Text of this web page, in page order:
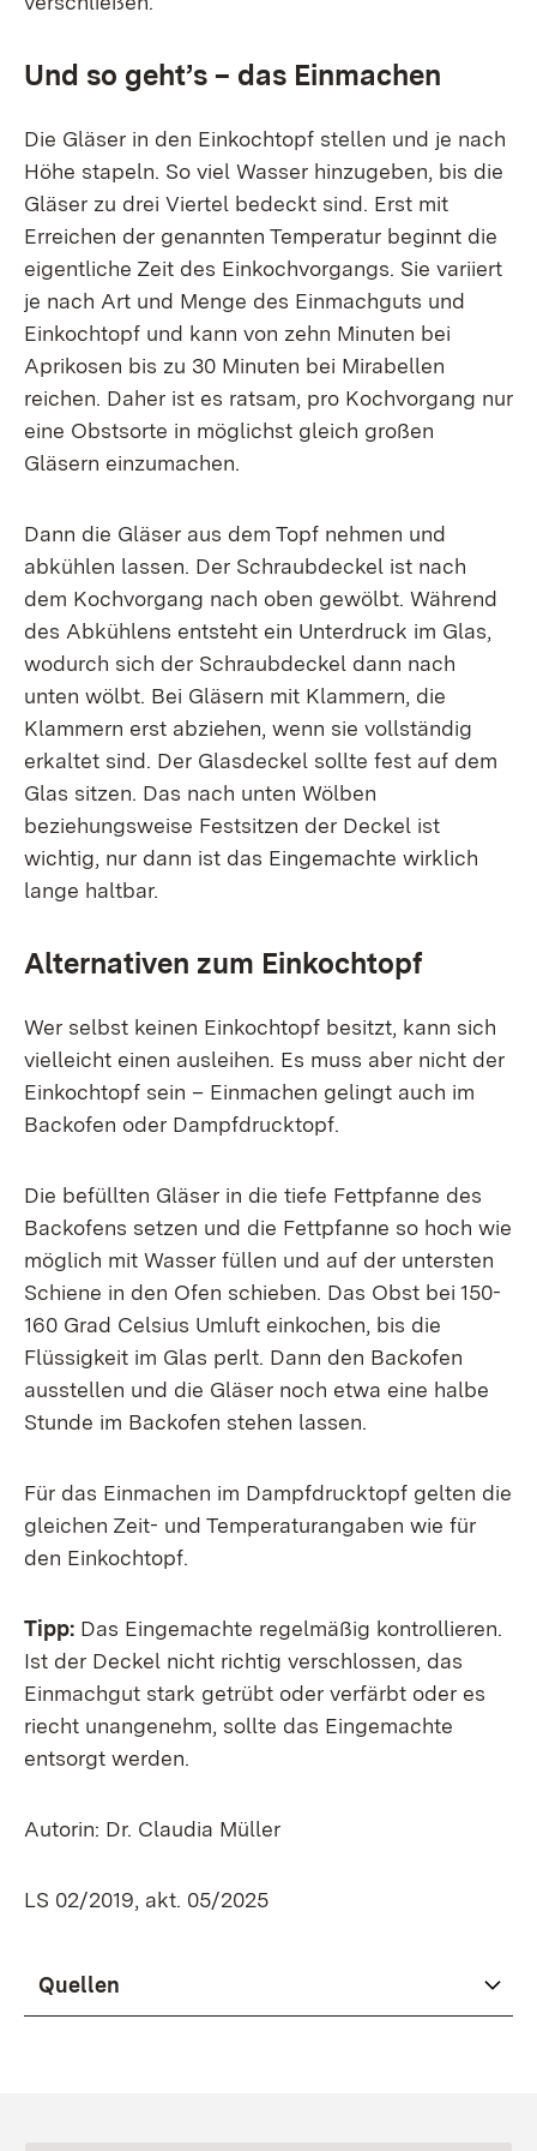
Und so geht’s – das Einmachen
Die Gläser in den Einkochtopf stellen und je nach
Höhe stapeln. So viel Wasser hinzugeben, bis die
Gläser zu drei Viertel bedeckt sind. Erst mit
Erreichen der genannten Temperatur beginnt die
eigentliche Zeit des Einkochvorgangs. Sie variiert
je nach Art und Menge des Einmachguts und
Einkochtopf und kann von zehn Minuten bei
Aprikosen bis zu 30 Minuten bei Mirabellen
reichen. Daher ist es ratsam, pro Kochvorgang nur
eine Obstsorte in möglichst gleich großen
Gläsern einzumachen.
Dann die Gläser aus dem Topf nehmen und
abkühlen lassen. Der Schraubdeckel ist nach
dem Kochvorgang nach oben gewölbt. Während
des Abkühlens entsteht ein Unterdruck im Glas,
wodurch sich der Schraubdeckel dann nach
unten wölbt. Bei Gläsern mit Klammern, die
Klammern erst abziehen, wenn sie vollständig
erkaltet sind. Der Glasdeckel sollte fest auf dem
Glas sitzen. Das nach unten Wölben
beziehungsweise Festsitzen der Deckel ist
wichtig, nur dann ist das Eingemachte wirklich
lange haltbar.
Alternativen zum Einkochtopf
Wer selbst keinen Einkochtopf besitzt, kann sich
vielleicht einen ausleihen. Es muss aber nicht der
Einkochtopf sein – Einmachen gelingt auch im
Backofen oder Dampfdrucktopf.
Die befüllten Gläser in die tiefe Fettpfanne des
Backofens setzen und die Fettpfanne so hoch wie
möglich mit Wasser füllen und auf der untersten
Schiene in den Ofen schieben. Das Obst bei 150-
160 Grad Celsius Umluft einkochen, bis die
Flüssigkeit im Glas perlt. Dann den Backofen
ausstellen und die Gläser noch etwa eine halbe
Stunde im Backofen stehen lassen.
Für das Einmachen im Dampfdrucktopf gelten die
gleichen Zeit- und Temperaturangaben wie für
den Einkochtopf.
Tipp: Das Eingemachte regelmäßig kontrollieren.
Ist der Deckel nicht richtig verschlossen, das
Einmachgut stark getrübt oder verfärbt oder es
riecht unangenehm, sollte das Eingemachte
entsorgt werden.
Autorin: Dr. Claudia Müller
LS 02/2019, akt. 05/2025
Quellen